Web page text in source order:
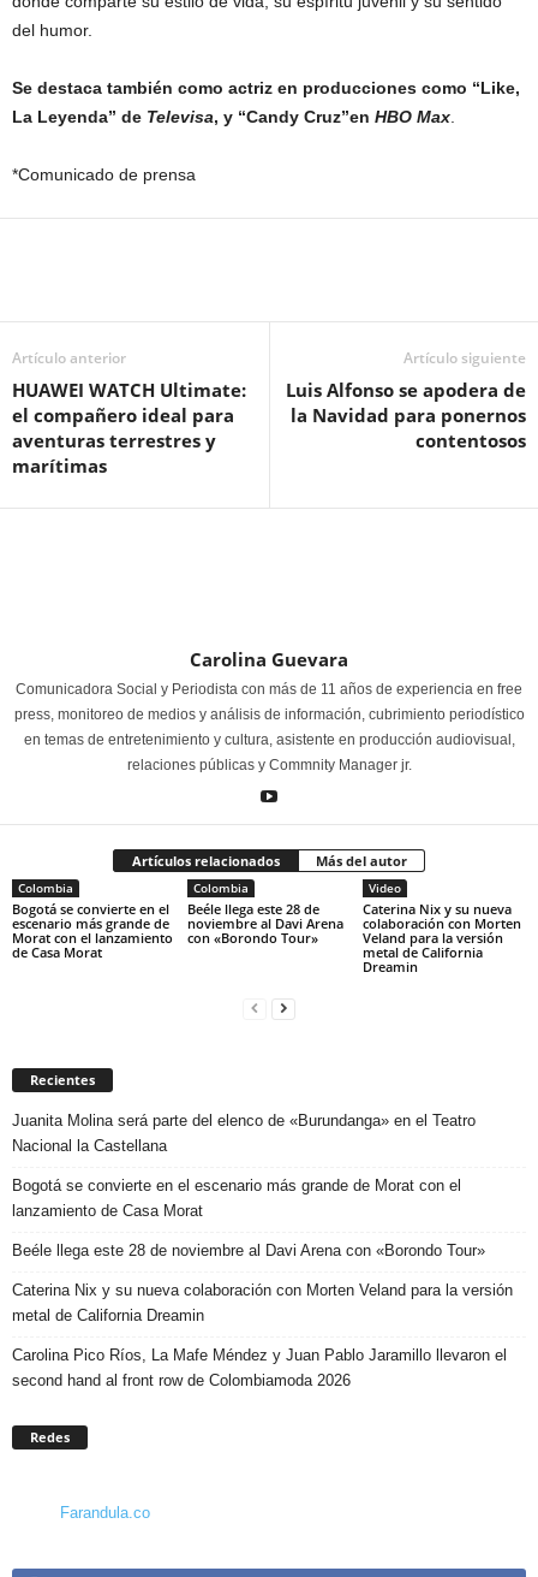
del humor.
Se destaca también como actriz en producciones como “Like,
La Leyenda” de Televisa, y “Candy Cruz”en HBO Max.
*Comunicado de prensa
Artículo anterior
HUAWEI WATCH Ultimate:
el compañero ideal para
aventuras terrestres y
marítimas
Artículo siguiente
Luis Alfonso se apodera de
la Navidad para ponernos
contentosos
Carolina Guevara
Comunicadora Social y Periodista con más de 11 años de experiencia en free
press, monitoreo de medios y análisis de información, cubrimiento periodístico
en temas de entretenimiento y cultura, asistente en producción audiovisual,
relaciones públicas y Commnity Manager jr.
Artículos relacionados Más del autor
Colombia
Bogotá se convierte en el
escenario más grande de
Morat con el lanzamiento
de Casa Morat
Colombia
Beéle llega este 28 de
noviembre al Davi Arena
con «Borondo Tour»
Video
Caterina Nix y su nueva
colaboración con Morten
Veland para la versión
metal de California
Dreamin
Recientes
Juanita Molina será parte del elenco de «Burundanga» en el Teatro
Nacional la Castellana
Bogotá se convierte en el escenario más grande de Morat con el
lanzamiento de Casa Morat
Beéle llega este 28 de noviembre al Davi Arena con «Borondo Tour»
Caterina Nix y su nueva colaboración con Morten Veland para la versión
metal de California Dreamin
Carolina Pico Ríos, La Mafe Méndez y Juan Pablo Jaramillo llevaron el
second hand al front row de Colombiamoda 2026
Redes
Farandula.co